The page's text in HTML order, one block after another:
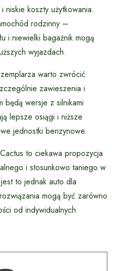
niskie koszty użytkowania.
rodzinny –
i niewielki bagażnik mogą
wyjazdach.
warto zwrócić
zawieszenia i
będą wersje z silnikami
lepsze osiągi i niższe
jednostki benzynowe.
to ciekawa propozycja
i stosunkowo taniego w
to jednak auto dla
mogą być zarówno
od indywidualnych